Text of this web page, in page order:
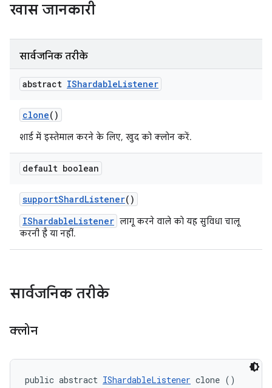
खास जानकारी
सार्वजनिक तरीके
abstract IShardableListener
clone()
शार्ड में इस्तेमाल करने के लिए, खुद को क्लोन करें.
default boolean
supportShardListener()
IShardableListener लागू करने वाले को यह सुविधा चालू
करनी है या नहीं.
सार्वजनिक तरीके
क्लोन
public abstract IShardableListener clone ()